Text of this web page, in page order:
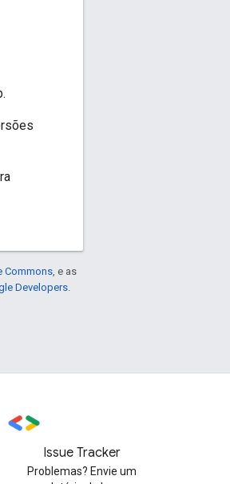
Commons, e as
Developers.
Issue Tracker
Problemas? Envie um